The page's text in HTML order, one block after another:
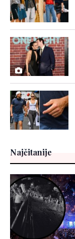
Najčitanije